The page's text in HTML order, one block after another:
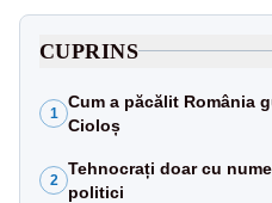
CUPRINS
1
Cum a păcălit România
Cioloș
2
Tehnocrați doar cu
politici